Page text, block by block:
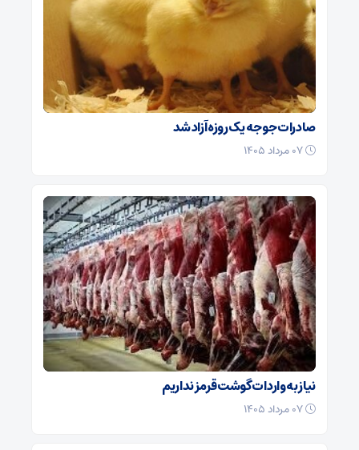
صادرات جوجه یک روزه آزاد شد
نیاز به واردات گوشت قرمز نداریم